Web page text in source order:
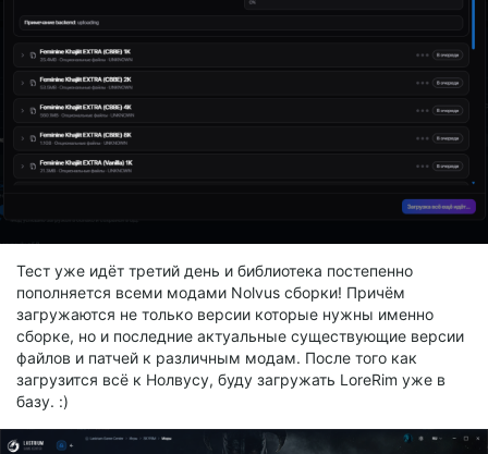
Тест уже идёт третий день и библиотека постепенно
пополняется всеми модами Nolvus сборки! Причём
загружаются не только версии которые нужны именно
сборке, но и последние актуальные существующие версии
файлов и патчей к различным модам. После того как
загрузится всё к Нолвусу, буду загружать LoreRim уже в
базу. :)